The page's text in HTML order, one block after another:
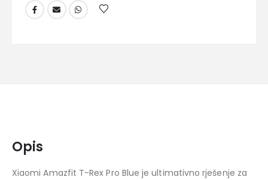
Opis
Xiaomi Amazfit T-Rex Pro Blue je ultimativno rješenje za